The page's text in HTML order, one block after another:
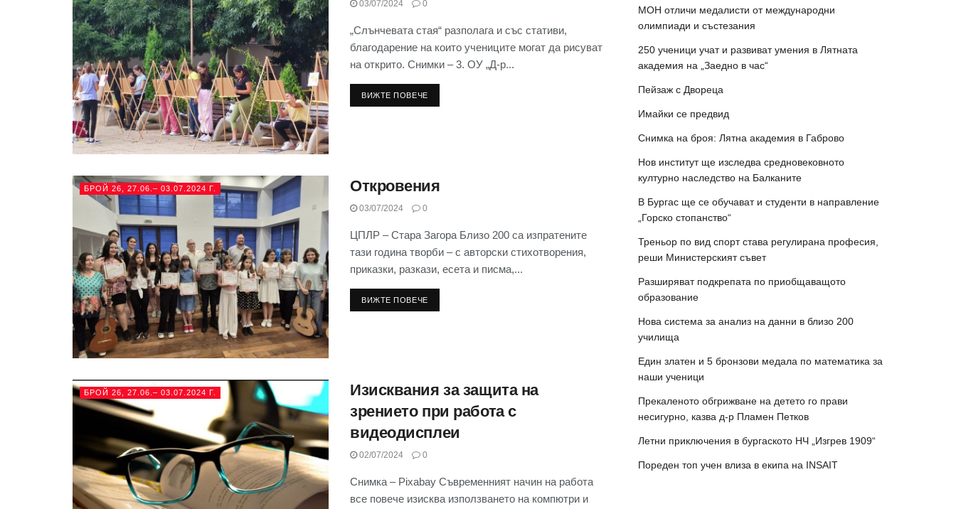
03/07/2024 0
„Слънчевата стая“ разполага и със стативи,
благодарение на които учениците могат да рисуват
на открито. Снимки – 3. ОУ „Д-р...
ВИЖТЕ ПОВЕЧЕ
БРОЙ 26, 27.06.– 03.07.2024 Г. Откровения
03/07/2024 0
ЦПЛР – Стара Загора Близо 200 са изпратените
тази година творби – с авторски стихотворения,
приказки, разкази, есета и писма,...
ВИЖТЕ ПОВЕЧЕ
БРОЙ 26, 27.06.– 03.07.2024 Г.
Изисквания за защита на
зрението при работа с
видеодисплеи
02/07/2024 0
Снимка – Pixabay Съвременният начин на работа
все повече изисква използването на компютри и
МОН отличи медалисти от международни
олимпиади и състезания
250 ученици учат и развиват умения в Лятната
академия на „Заедно в час“
Пейзаж с Двореца
Имайки се предвид
Снимка на броя: Лятна академия в Габрово
Нов институт ще изследва средновековното
културно наследство на Балканите
В Бургас ще се обучават и студенти в направление
„Горско стопанство“
Треньор по вид спорт става регулирана професия,
реши Министерският съвет
Разширяват подкрепата по приобщаващото
образование
Нова система за анализ на данни в близо 200
училища
Един златен и 5 бронзови медала по математика за
наши ученици
Прекаленото обгрижване на детето го прави
несигурно, казва д-р Пламен Петков
Летни приключения в бургаското НЧ „Изгрев 1909“
Пореден топ учен влиза в екипа на INSAIT